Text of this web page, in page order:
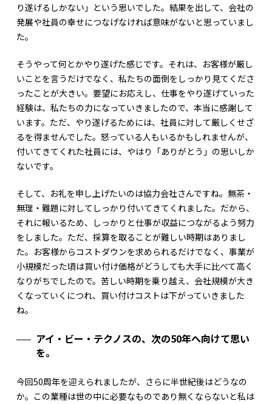
り遂げるしかない」という思いでした。結果を出して、会社の
発展や社員の幸せにつなげなければ意味がないと思っていまし
た。
そうやって何とかやり遂げた感じです。それは、お客様が厳し
いことを言うだけでなく、私たちの面倒をしっかり見てくださ
ったことが大きい。要望にお応えし、仕事をやり遂げていった
経験は、私たちの力になっていきましたので、本当に感謝して
います。ただ、やり遂げるためには、社員に対して厳しくせざ
るを得ませんでした。怒っている人もいるかもしれませんが、
付いてきてくれた社員には、やはり「ありがとう」の思いしか
ないです。
そして、お礼を申し上げたいのは協力会社さんですね。無茶・
無理・難題に対してしっかり付いてきてくれました。だから、
それに報いるため、しっかりと仕事が収益につながるよう努力
をしました。ただ、採算を取ることが難しい時期はありまし
た。お客様からコストダウンを求められるだけでなく、事業が
小規模だった頃は買い付け価格がどうしても大手に比べて高く
なりがちでしたので。苦しい時期を乗り越え、会社規模が大き
くなっていくにつれ、買い付けコストは下がっていきました
ね。
アイ・ビー・テクノスの、次の50年へ向けて思い
を。
今回50周年を迎えられましたが、さらに半世紀後はどうなの
か。この業種は世の中に必要なものであり無くならないと私は